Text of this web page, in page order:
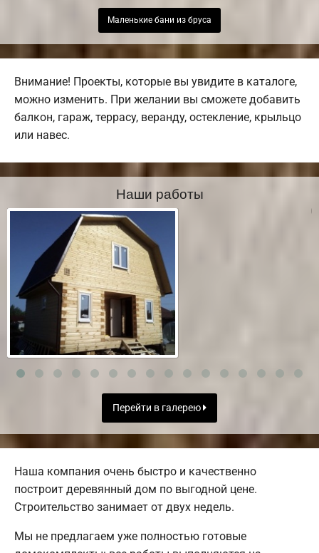
Маленькие бани из бруса
Внимание! Проекты, которые вы увидите в каталоге,
можно изменить. При желании вы сможете добавить
балкон, гараж, террасу, веранду, остекление, крыльцо
или навес.
Наши работы
Перейти в галерею
Наша компания очень быстро и качественно
построит деревянный дом по выгодной цене.
Строительство занимает от двух недель.
Мы не предлагаем уже полностью готовые